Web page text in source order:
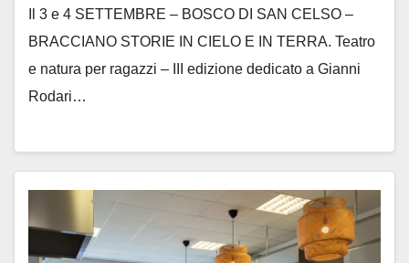
Il 3 e 4 SETTEMBRE – BOSCO DI SAN CELSO –
BRACCIANO STORIE IN CIELO E IN TERRA. Teatro
e natura per ragazzi – III edizione dedicato a Gianni
Rodari…